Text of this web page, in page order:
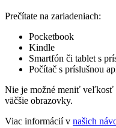
Prečítate na zariadeniach:
Pocketbook
Kindle
Smartfón či tablet s
Počítač s príslušnou
Nie je možné meniť veľkosť
väčšie obrazovky.
Viac informácií v našich